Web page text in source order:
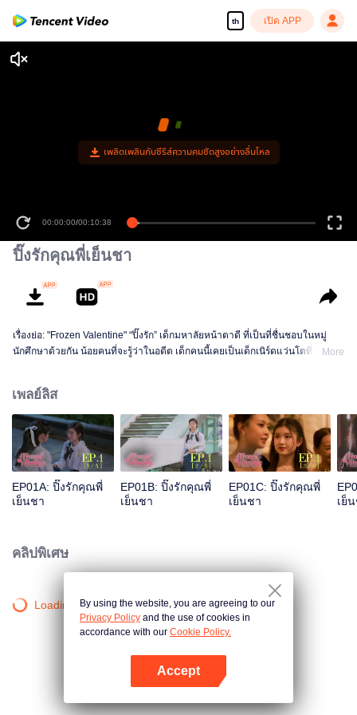
th เปิด APP
เพลิดเพลินกับซีรีส์ความคมชัดสูงอย่างลื่นไหล
00:00:00/00:10:38
ปิ๊งรักคุณพี่เย็นชา
เรื่องย่อ: "Frozen Valentine" “ปิ๊งรัก” เด็กมหาลัยหน้าตาดี ที่เป็นที่ชื่นชอบในหมู่
นักศึกษาด้วยกัน น้อยคนที่จะรู้ว่าในอดีต เด็กคนนี้เคยเป็นเด็กเนิร์ดแว่นโตที่ขี้อาย
แว่นที่เคยเดินตามต้อยๆ ถ้ารู้ว่าเด็กหน้าสวยคนนี้ เคยแอบชอบตัวเองมาก่อนจะเป็น
ยังไง
More
เพลย์ลิส
EP01A: ปิ๊งรักคุณพี่
เย็นชา
EP01B: ปิ๊งรักคุณพี่
เย็นชา
EP01C: ปิ๊งรักคุณพี่
เย็นชา
เย็
คลิปพิเศษ
Loading…By using the website, you are agreeing to our
Privacy Policy and the use of cookies in
accordance with our Cookie Policy.
Accept